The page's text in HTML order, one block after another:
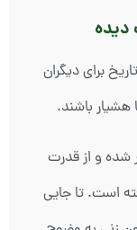
برای دیگران
باشند.
و از قدرت
است. تا جایی